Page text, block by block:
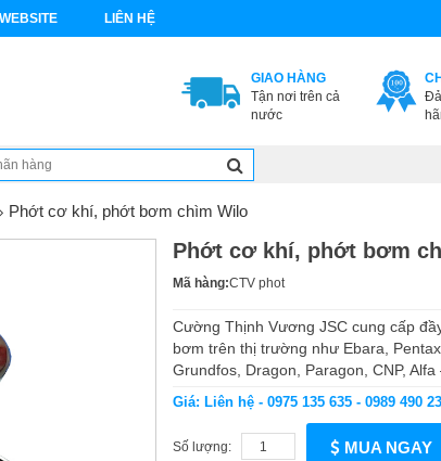
LIÊN HỆ
GIAO HÀNG
Tận nơi trên cả
nước
Phớt cơ khí, phớt bơm chìm Wilo
Phớt cơ khí, phớt bơm
Mã hàng:CTV phot
Cường Thịnh Vương JSC cung cấp
bơm trên thị trường như Ebara,
Grundfos, Dragon, Paragon, CNP, Alfa
Giá: Liên hệ - 0975 135 635 - 0989 490
Số lượng: MUA NGAY